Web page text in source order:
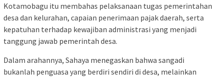
Kotamobagu itu membahas pelaksanaan tugas pemerintahan
desa dan kelurahan, capaian penerimaan pajak daerah, serta
kepatuhan terhadap kewajiban administrasi yang menjadi
tanggung jawab pemerintah desa.
Dalam arahannya, Sahaya menegaskan bahwa sangadi
bukanlah penguasa yang berdiri sendiri di desa, melainkan